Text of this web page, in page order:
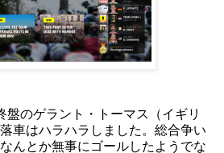
盤のゲラント・トーマス（イギリ
車はハラハラしました。総合争い
んとか無事にゴールしたようでな